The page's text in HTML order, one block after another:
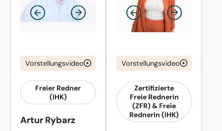
Vorstellungsvideo
Freier Redner
(IHK)
Artur Rybarz
Vorstellungsvideo
Zertifizierte
Freie Rednerin
(ZFR) & Freie
Rednerin (IHK)